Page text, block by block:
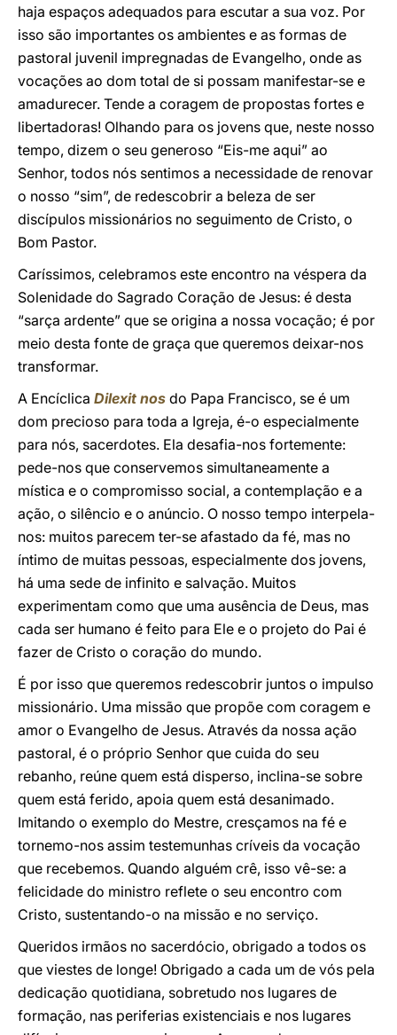
haja espaços adequados para escutar a sua voz. Por
isso são importantes os ambientes e as formas de
pastoral juvenil impregnadas de Evangelho, onde as
vocações ao dom total de si possam manifestar-se e
amadurecer. Tende a coragem de propostas fortes e
libertadoras! Olhando para os jovens que, neste nosso
tempo, dizem o seu generoso “Eis-me aqui” ao
Senhor, todos nós sentimos a necessidade de renovar
o nosso “sim”, de redescobrir a beleza de ser
discípulos missionários no seguimento de Cristo, o
Bom Pastor.
Caríssimos, celebramos este encontro na véspera da
Solenidade do Sagrado Coração de Jesus: é desta
“sarça ardente” que se origina a nossa vocação; é por
meio desta fonte de graça que queremos deixar-nos
transformar.
A Encíclica Dilexit nos do Papa Francisco, se é um
dom precioso para toda a Igreja, é-o especialmente
para nós, sacerdotes. Ela desafia-nos fortemente:
pede-nos que conservemos simultaneamente a
mística e o compromisso social, a contemplação e a
ação, o silêncio e o anúncio. O nosso tempo interpela-
nos: muitos parecem ter-se afastado da fé, mas no
íntimo de muitas pessoas, especialmente dos jovens,
há uma sede de infinito e salvação. Muitos
experimentam como que uma ausência de Deus, mas
cada ser humano é feito para Ele e o projeto do Pai é
fazer de Cristo o coração do mundo.
É por isso que queremos redescobrir juntos o impulso
missionário. Uma missão que propõe com coragem e
amor o Evangelho de Jesus. Através da nossa ação
pastoral, é o próprio Senhor que cuida do seu
rebanho, reúne quem está disperso, inclina-se sobre
quem está ferido, apoia quem está desanimado.
Imitando o exemplo do Mestre, cresçamos na fé e
tornemo-nos assim testemunhas críveis da vocação
que recebemos. Quando alguém crê, isso vê-se: a
felicidade do ministro reflete o seu encontro com
Cristo, sustentando-o na missão e no serviço.
Queridos irmãos no sacerdócio, obrigado a todos os
que viestes de longe! Obrigado a cada um de vós pela
dedicação quotidiana, sobretudo nos lugares de
formação, nas periferias existenciais e nos lugares